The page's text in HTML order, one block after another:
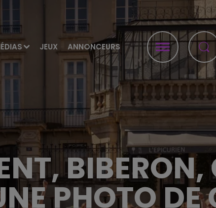
JEUX ANNONCEURS
BIBERON,
PHOTO DE